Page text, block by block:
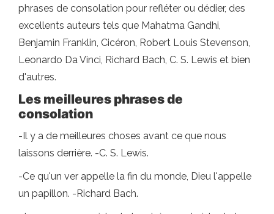
phrases de consolation pour refléter ou dédier, des
excellents auteurs tels que Mahatma Gandhi,
Benjamin Franklin, Cicéron, Robert Louis Stevenson,
Leonardo Da Vinci, Richard Bach, C. S. Lewis et bien
d'autres.
Les meilleures phrases de
consolation
-Il y a de meilleures choses avant ce que nous
laissons derrière. -C. S. Lewis.
-Ce qu'un ver appelle la fin du monde, Dieu l'appelle
un papillon. -Richard Bach.